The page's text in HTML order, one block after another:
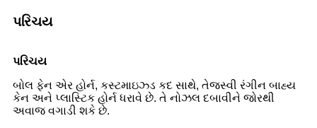
પરિચય
પરિચય
બોલ ફેન એર હોર્ન, કસ્ટમાઇઝ્ડ કદ સાથે, તેજસ્વી રંગીન બાહ્ય
કેન અને પ્લાસ્ટિક હોર્ન ધરાવે છે. તે નોઝલ દબાવીને જોરથી
અવાજ વગાડી શકે છે.